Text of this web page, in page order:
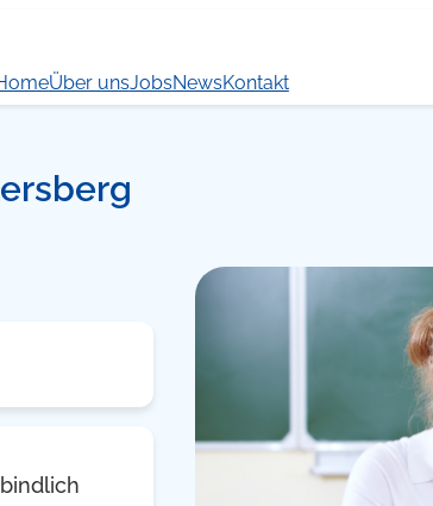
Über unsJobsNewsKontakt